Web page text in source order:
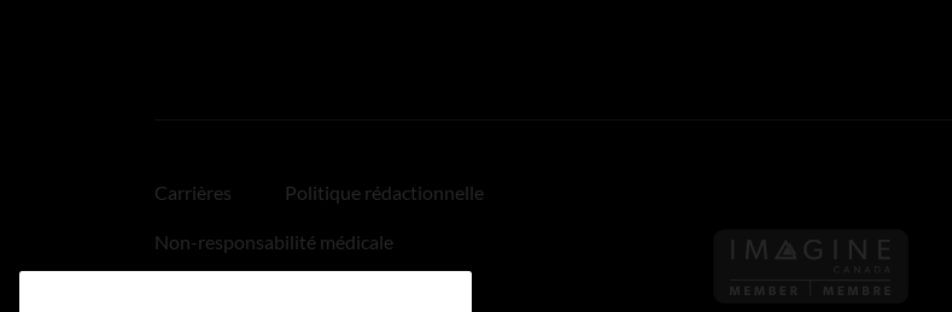
Carrières Politique rédactionnelle
Non-responsabilité médicale